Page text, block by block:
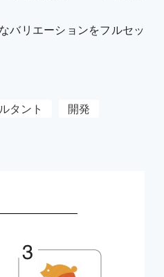
バリエーションをフルセッ
タント
開発